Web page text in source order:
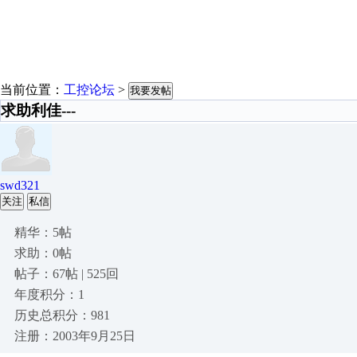
当前位置： 工控论坛 > 我要发帖
求助利佳---
swd321
关注 私信
精华：5帖
求助：0帖
帖子：67帖 | 525回
年度积分：1
历史总积分：981
注册：2003年9月25日